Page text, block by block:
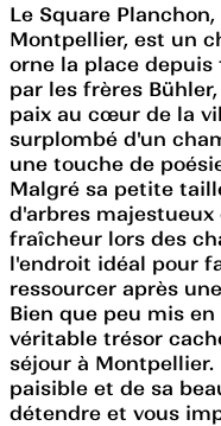
Le Square
Montpellier, est un
orne la place depuis
par les frères
paix au cœur de la
surplombé d'un
une touche de
Malgré sa petite
d'arbres
fraîcheur lors des
l'endroit idéal pour
ressourcer après
Bien que peu mis
véritable trésor
séjour à
paisible et de sa
détendre et vous